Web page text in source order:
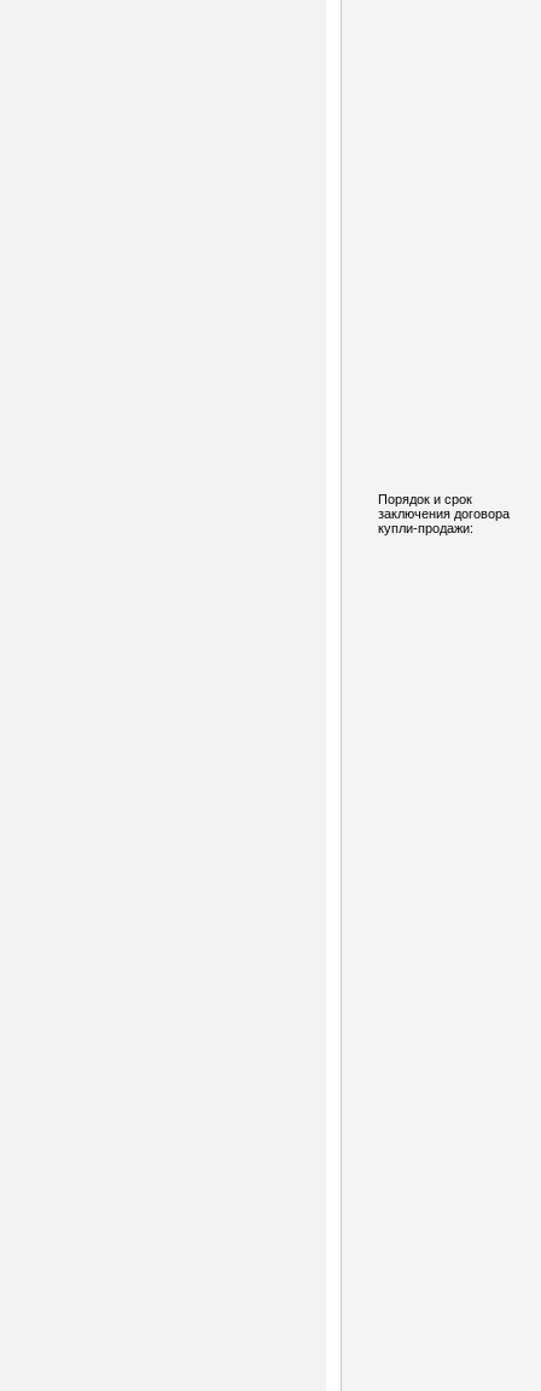
Порядок и срок
заключения договора
купли-продажи: